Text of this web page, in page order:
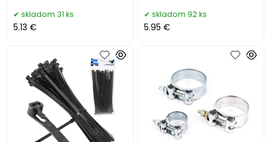
skladom 31 ks
5.13 €
skladom 92 ks
5.95 €